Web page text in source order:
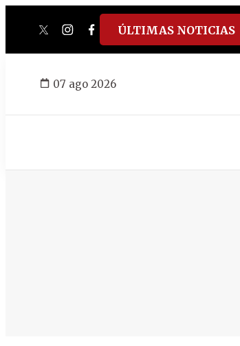
twitterinstagram
facebook
tiktokyoutube
spotify
ÚLTIMAS NOTICIAS
07 ago 2026